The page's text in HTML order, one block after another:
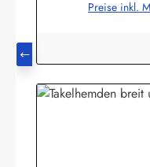
Preise inkl.